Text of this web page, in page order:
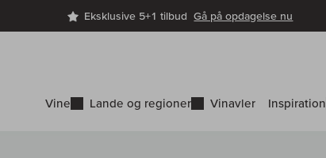
Eksklusive 5+1 tilbudGå på opdagelse nu
Vine Lande og regioner Vinavler Inspiration